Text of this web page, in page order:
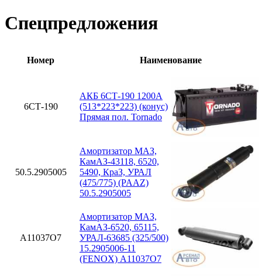
Спецпредложения
Номер Наименование
6СТ-190
АКБ 6СТ-190 1200А
(513*223*223) (конус)
Прямая пол. Tornado
50.5.2905005
Амортизатор МАЗ,
КамАЗ-43118, 6520,
5490, КраЗ, УРАЛ
(475/775) (PAAZ)
50.5.2905005
A11037O7
Амортизатор МАЗ,
КамАЗ-6520, 65115,
УРАЛ-63685 (325/500)
15.2905006-11
(FENOX) A11037O7